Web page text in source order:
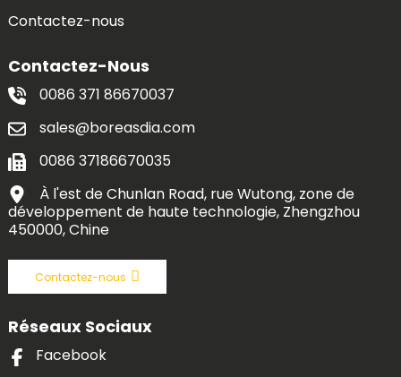
Contactez-nous
Contactez-Nous
0086 371 86670037
sales@boreasdia.com
0086 37186670035
À l'est de Chunlan Road, rue Wutong, zone de
développement de haute technologie, Zhengzhou
450000, Chine
Contactez-nous
Réseaux Sociaux
Facebook